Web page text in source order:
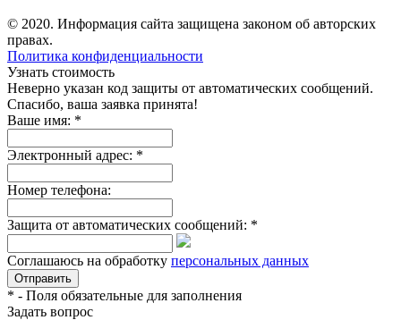
© 2020. Информация сайта защищена законом об авторских
правах.
Политика конфиденциальности
Узнать стоимость
Неверно указан код защиты от автоматических сообщений.
Спасибо, ваша заявка принята!
Ваше имя: *
Электронный адрес: *
Номер телефона:
Защита от автоматических сообщений: *
Соглашаюсь на обработку персональных данных
* - Поля обязательные для заполнения
Задать вопрос